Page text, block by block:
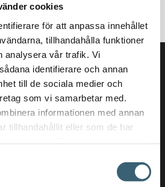
cookies
för att anpassa innehållet
tillhandahålla funktioner
analysera vår trafik. Vi
identifierare och annan
till de sociala medier och
som vi samarbetar med.
informationen med annan
tillhandahållit eller som de har
som motsvarar ditt val.